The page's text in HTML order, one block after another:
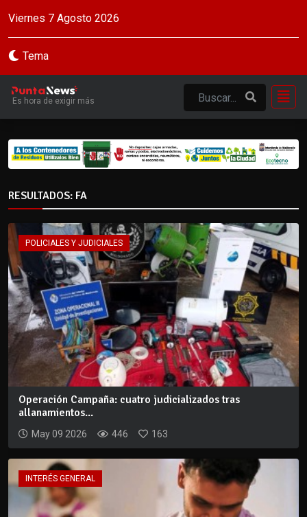
Viernes 7 Agosto 2026
Tema
Es hora de exigir más
RESULTADOS: FA
POLICIALES Y JUDICIALES
Operación Campaña: cuatro judicializados tras
allanamientos...
May 09 2026 446 163
INTERÉS GENERAL